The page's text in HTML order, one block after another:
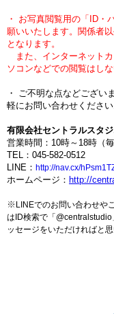
・ お写真閲覧用の「ID・
願いいたします。関係者
となります。
また、インターネット
ソコンなどでの閲覧はしな
・ ご不明な点などござい
軽にお問い合わせください
有限会社セントラルスタ
営業時間：10時～18時（
TEL：045-582-0512
LINE： http://nav.cx/
ホームページ： http://
※ LINEでのお問い合わせや
はID検索で「@centralstudio
ッセージをいただければと思